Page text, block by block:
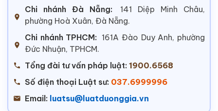
Chi nhánh Đà Nẵng:
141 Diệp Minh Châu,
phường Hoà Xuân, Đà Nẵng.
Chi nhánh TPHCM: 161A Đào Duy Anh, phường
Đức Nhuận, TPHCM.
Tổng đài tư vấn pháp luật: 1900.6568
Số điện thoại Luật sư: 037.6999996
Email: luatsu@luatduonggia.vn